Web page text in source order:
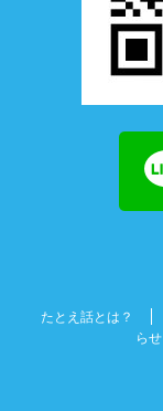
たとえ話とは？
らせ